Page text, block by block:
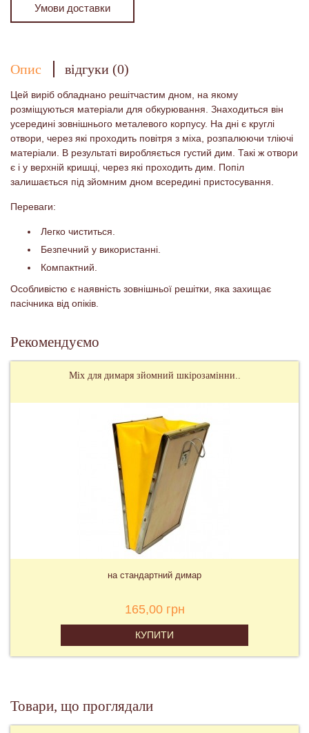
Умови доставки
Опис відгуки (0)
Цей виріб обладнано решітчастим дном, на якому
розміщуються матеріали для обкурювання. Знаходиться він
усередині зовнішнього металевого корпусу. На дні є круглі
отвори, через які проходить повітря з міха, розпалюючи тліючі
матеріали. В результаті виробляється густий дим. Такі ж отвори
є і у верхній кришці, через які проходить дим. Попіл
залишається під зйомним дном всередині пристосування.
Переваги:
Легко чиститься.
Безпечний у використанні.
Компактний.
Особливістю є наявність зовнішньої решітки, яка захищає
пасічника від опіків.
Рекомендуємо
Міх для димаря зйомний шкірозамінни..
на стандартний димар
165,00 грн
КУПИТИ
Товари, що проглядали